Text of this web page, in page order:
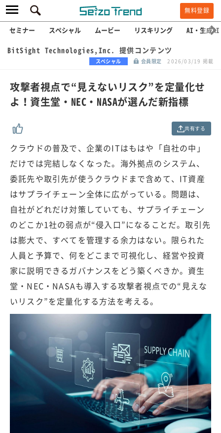
無料登録
セミナー スペシャル ムービー リスキリング AI・生成AI
BitSight Technologies,Inc. 提供コンテンツ
スペシャル 会員限定 2026/03/19 掲載
攻撃者視点で“見えないリスク”を定量化せ
よ！資生堂・NEC・NASAが選んだ新指標
共有する
クラウドの普及で、企業のITはもはや「自社の中」
だけでは完結しなくなった。海外拠点のシステム、
委託先や取引先が使うクラウドまで含めて、IT資産
はサプライチェーン全体に広がっている。問題は、
自社がどれだけ対策していても、サプライチェーン
のどこか1社の弱点が“侵入口”になることだ。取引先
は膨大で、すべてを管理する余力はない。限られた
人員と予算で、何をどこまで可視化し、経営や投資
家に説明できるガバナンスをどう築くべきか。資生
堂・NEC・NASAも導入する攻撃者視点での“見えな
いリスク”を定量化する方法を考える。